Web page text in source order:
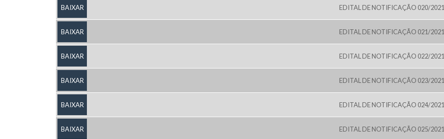
BAIXAR EDITAL DE NOTIFICAÇÃO 020/2021
BAIXAR EDITAL DE NOTIFICAÇÃO 021/2021
BAIXAR EDITAL DE NOTIFICAÇÃO 022/2021
BAIXAR EDITAL DE NOTIFICAÇÃO 023/2021
BAIXAR EDITAL DE NOTIFICAÇÃO 024/2021
BAIXAR EDITAL DE NOTIFICAÇÃO 025/2021